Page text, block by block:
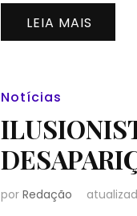
LEIA MAIS
Notícias
por Redação